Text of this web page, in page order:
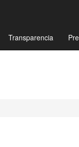
Transparencia
Directorio